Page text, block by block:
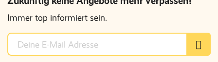
Immer top informiert sein.